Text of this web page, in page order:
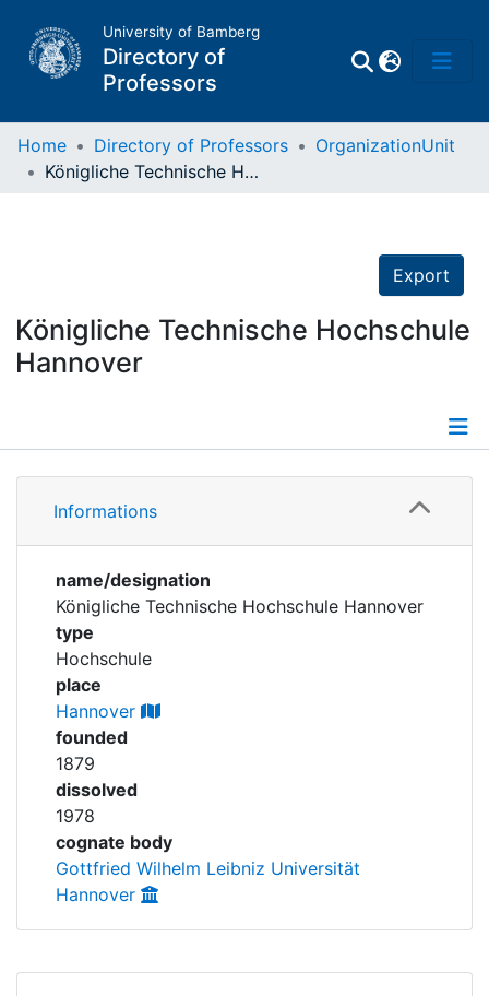
University of Bamberg
Directory of
Professors
Corporations
registry
Home Directory of Professors
OrganizationUnit
Königliche Technische Hochschule Hannover
Export
Königliche Technische Hochschule
Hannover
Details
Informations
name/designation
Königliche Technische Hochschule Hannover
type
Hochschule
place
Hannover
founded
1879
dissolved
1978
cognate body
Gottfried Wilhelm Leibniz Universität
Hannover